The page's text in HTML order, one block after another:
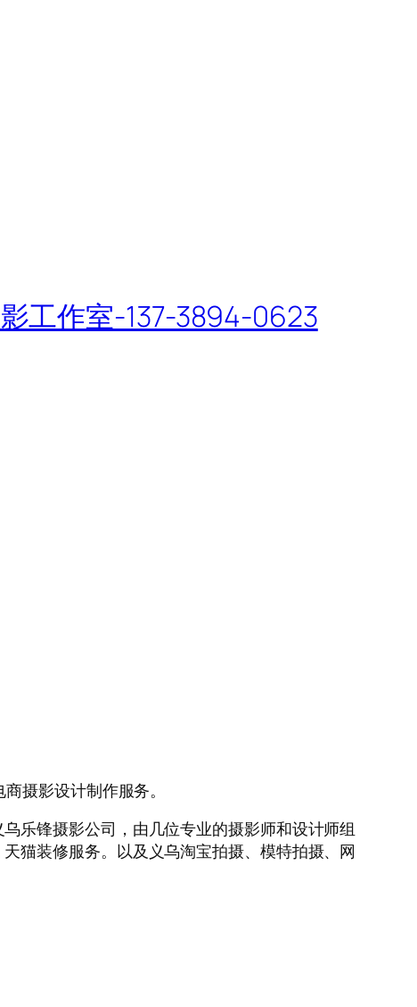
工作室-137-3894-0623
摄影设计制作服务。
乐锋摄影公司，由几位专业的摄影师和设计师组
猫装修服务。以及义乌淘宝拍摄、模特拍摄、网